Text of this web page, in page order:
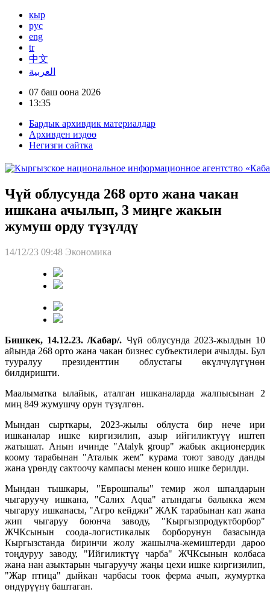
кыр
рус
eng
tr
中文
العربية
07 баш оона 2026
13:35
Бардык архивдик материалдар
Архивден издөө
Негизги сайтка
Чүй облусунда 268 орто жана чакан
ишкана ачылып, 3 миңге жакын
жумуш орду түзүлдү
14/12/23 09:48 Экономика
Бишкек, 14.12.23. /Кабар/. Чүй облусунда 2023-жылдын 10
айында 268 орто жана чакан бизнес субъектилери ачылды. Бул
тууралуу президенттин облустагы өкүлчүлүгүнөн
билдиришти.
Маалыматка ылайык, аталган ишканаларда жалпысынан 2
миң 849 жумушчу орун түзүлгөн.
Мындан сырткары, 2023-жылы облуста бир нече ири
ишканалар ишке киргизилип, азыр ийгиликтуүү иштеп
жатышат. Анын ичинде "Аtalyk group" жабык акционердик
коому тарабынан "Аталык жем" курама тоют заводу данды
жана үрөндү сактоочу кампасы менен кошо ишке берилди.
Мындан тышкары, "Еврошпалы" темир жол шпалдарын
чыгаруучу ишкана, "Салих Aqua" атындагы балыкка жем
чыгаруу ишканасы, "Агро кейджи" ЖАК тарабынан кап жана
жип чыгаруу боюнча заводу, "Кыргызпродуктборбор"
ЖЧКсынын соода-логистикалык борборунун базасында
Кыргызстанда биринчи жолу жашылча-жемиштерди дароо
тоңдуруу заводу, "Ийгиликтүү чарба" ЖЧКсынын колбаса
жана нан азыктарын чыгаруучу жаңы цехи ишке киргизилип,
"Жар птица" дыйкан чарбасы тоок ферма ачып, жумуртка
өндүрүүнү баштаган.